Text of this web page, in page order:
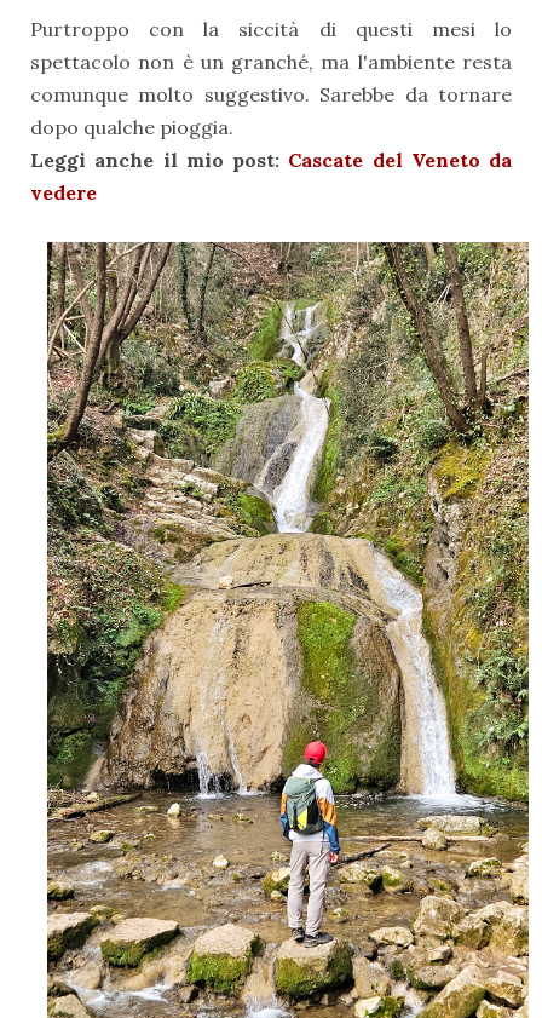
Purtroppo con la siccità di questi mesi lo
spettacolo non è un granché, ma l'ambiente resta
comunque molto suggestivo. Sarebbe da tornare
dopo qualche pioggia.
Leggi anche il mio post: Cascate del Veneto da
vedere